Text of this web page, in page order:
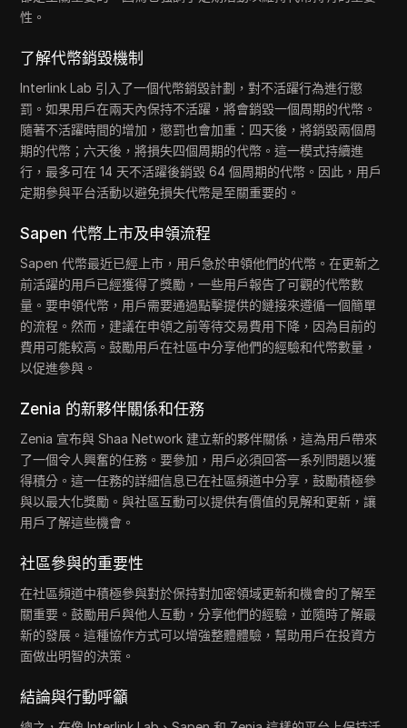
性。
了解代幣銷毀機制
Interlink Lab 引入了一個代幣銷毀計劃，對不活躍行為進行懲
罰。如果用戶在兩天內保持不活躍，將會銷毀一個周期的代幣。
隨著不活躍時間的增加，懲罰也會加重：四天後，將銷毀兩個周
期的代幣；六天後，將損失四個周期的代幣。這一模式持續進
行，最多可在 14 天不活躍後銷毀 64 個周期的代幣。因此，用戶
定期參與平台活動以避免損失代幣是至關重要的。
Sapen 代幣上市及申領流程
Sapen 代幣最近已經上市，用戶急於申領他們的代幣。在更新之
前活躍的用戶已經獲得了獎勵，一些用戶報告了可觀的代幣數
量。要申領代幣，用戶需要通過點擊提供的鏈接來遵循一個簡單
的流程。然而，建議在申領之前等待交易費用下降，因為目前的
費用可能較高。鼓勵用戶在社區中分享他們的經驗和代幣數量，
以促進參與。
Zenia 的新夥伴關係和任務
Zenia 宣布與 Shaa Network 建立新的夥伴關係，這為用戶帶來
了一個令人興奮的任務。要參加，用戶必須回答一系列問題以獲
得積分。這一任務的詳細信息已在社區頻道中分享，鼓勵積極參
與以最大化獎勵。與社區互動可以提供有價值的見解和更新，讓
用戶了解這些機會。
社區參與的重要性
在社區頻道中積極參與對於保持對加密領域更新和機會的了解至
關重要。鼓勵用戶與他人互動，分享他們的經驗，並隨時了解最
新的發展。這種協作方式可以增強整體體驗，幫助用戶在投資方
面做出明智的決策。
結論與行動呼籲